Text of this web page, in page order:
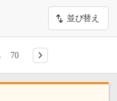
並び替え
70